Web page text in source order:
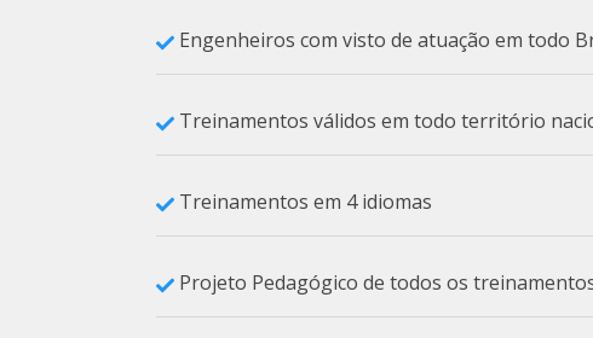
Engenheiros com visto de atuação em todo
Treinamentos válidos em todo território
Treinamentos em 4 idiomas
Projeto Pedagógico de todos os